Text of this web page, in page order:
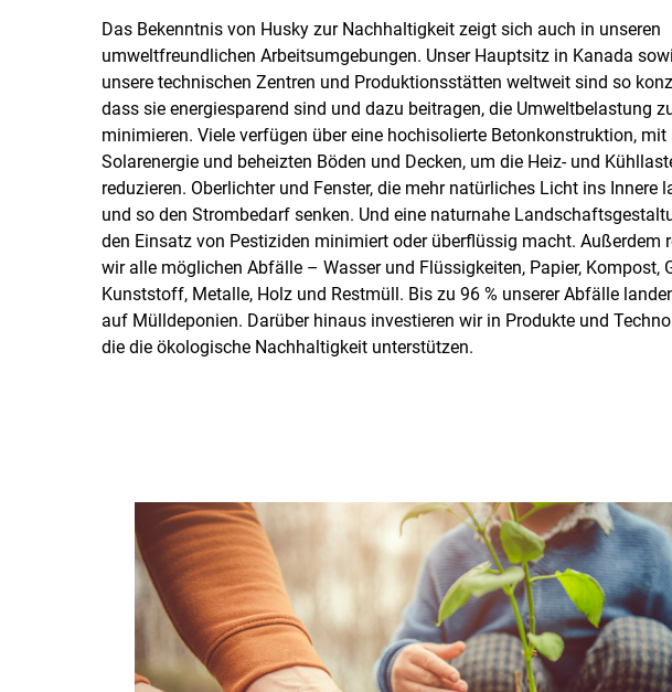
Das Bekenntnis von Husky zur Nachhaltigkeit zeigt sich auch in unseren
umweltfreundlichen Arbeitsumgebungen. Unser Hauptsitz in Kanada
unsere technischen Zentren und Produktionsstätten weltweit sind so
dass sie energiesparend sind und dazu beitragen, die Umweltbelastung
minimieren. Viele verfügen über eine hochisolierte Betonkonstruktion, mit
Solarenergie und beheizten Böden und Decken, um die Heiz- und
reduzieren. Oberlichter und Fenster, die mehr natürliches Licht ins Innere
und so den Strombedarf senken. Und eine naturnahe
den Einsatz von Pestiziden minimiert oder überflüssig macht. Außerdem
wir alle möglichen Abfälle – Wasser und Flüssigkeiten, Papier, Kompost,
Kunststoff, Metalle, Holz und Restmüll. Bis zu 96 % unserer Abfälle
auf Mülldeponien. Darüber hinaus investieren wir in Produkte und
die die ökologische Nachhaltigkeit unterstützen.